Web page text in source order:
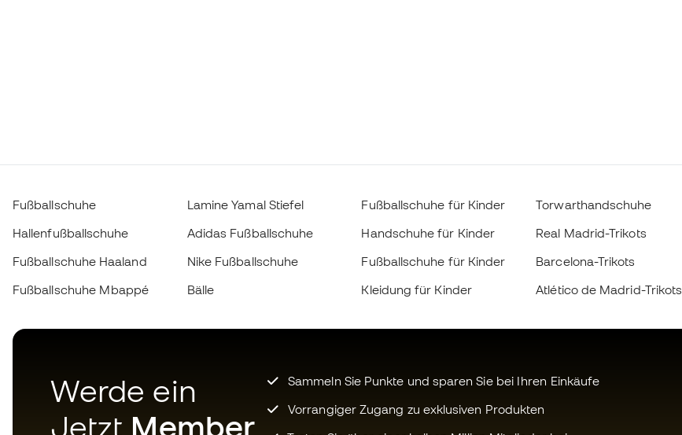
Fußballschuhe
Hallenfußballschuhe
Fußballschuhe Haaland
Fußballschuhe Mbappé
Lamine Yamal Stiefel
Adidas Fußballschuhe
Nike Fußballschuhe
Bälle
Fußballschuhe für Kinder
Handschuhe für Kinder
Fußballschuhe für Kinder
Kleidung für Kinder
Torwarthandschuhe
Real Madrid-Trikots
Barcelona-Trikots
Atlético de Madrid-Trikots
Werde ein
Jetzt Member
Sammeln Sie Punkte und sparen Sie bei Ihren Einkäufe
Vorrangiger Zugang zu exklusiven Produkten